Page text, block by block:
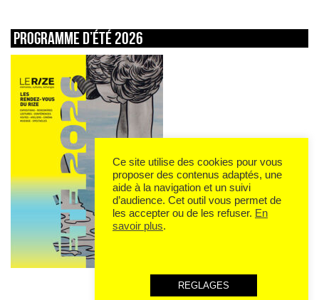
Programme d’été 2026
Ce site utilise des cookies pour vous
proposer des contenus adaptés, une
aide à la navigation et un suivi
d’audience. Cet outil vous permet de
les accepter ou de les refuser. En
savoir plus.
REGLAGES